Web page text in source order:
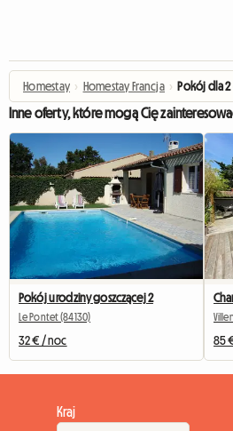
Homestay › Homestay Francja › Pokój dla
Inne oferty, które mogą Cię
Pokój u rodziny goszczącej 2
Le Pontet (84130)
32 € / noc 85
Kraj